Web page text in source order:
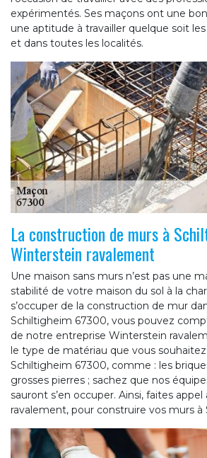
expérimentés. Ses maçons ont une
une aptitude à travailler quelque soit
et dans toutes les localités.
La construction de murs à
Winterstein ravalement
Une maison sans murs n’est pas une
stabilité de votre maison du sol à la
s’occuper de la construction de mur
Schiltigheim 67300, vous pouvez
de notre entreprise Winterstein
le type de matériau que vous
Schiltigheim 67300, comme : les
grosses pierres ; sachez que nos
sauront s’en occuper. Ainsi, faites
ravalement, pour construire vos murs à